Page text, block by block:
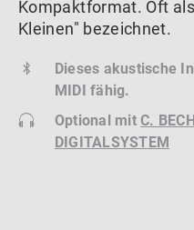
Kompaktformat. Oft
Kleinen" bezeichnet.
Dieses akustische
MIDI fähig.
Optional mitC.
DIGITALSYSTEM